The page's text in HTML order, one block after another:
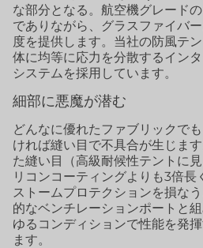
な部分となる。航空機グレードの
でありながら、グラスファイバ
度を提供します。当社の防風テ
体に均等に応力を分散するイン
システムを採用しています。
細部に悪魔が潜む
どんなに優れたファブリックで
ければ縫い目で不具合が生じま
た縫い目（高級耐候性テントに
リコンコーティングよりも3倍長
ストームプロテクションを損な
的なベンチレーションポートと
ゆるコンディションで性能を発
ます。